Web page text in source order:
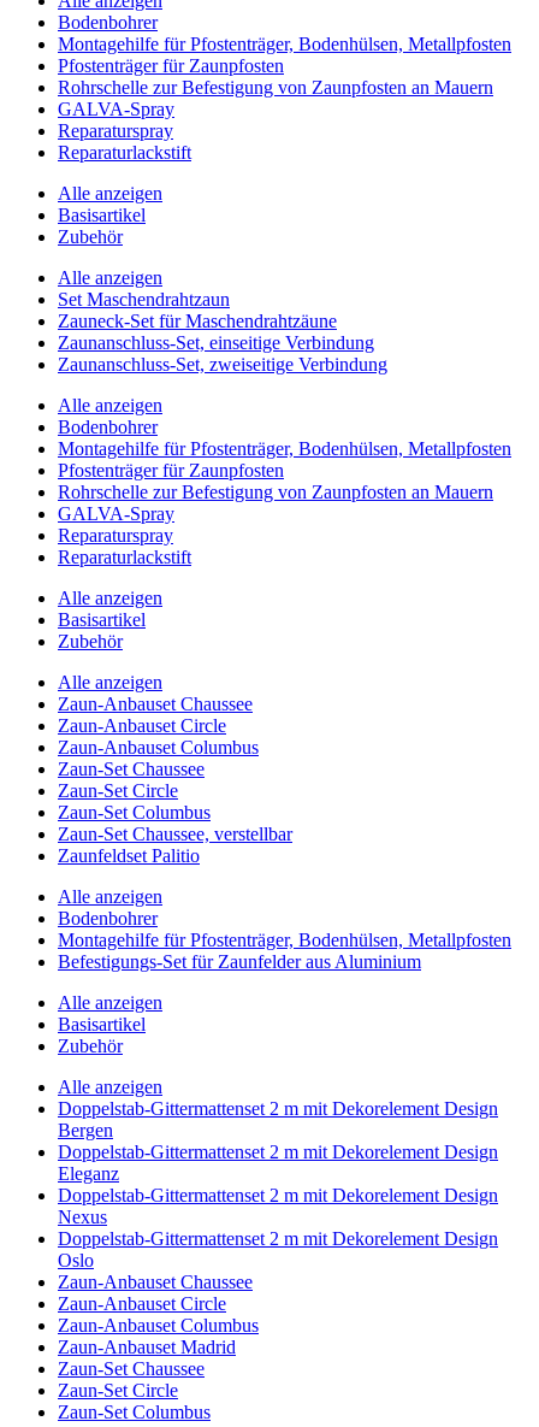
Bodenbohrer
Montagehilfe für Pfostenträger, Bodenhülsen, Metallpfosten
Pfostenträger für Zaunpfosten
Rohrschelle zur Befestigung von Zaunpfosten an Mauern
GALVA-Spray
Reparaturspray
Reparaturlackstift
Alle anzeigen
Basisartikel
Zubehör
Alle anzeigen
Set Maschendrahtzaun
Zauneck-Set für Maschendrahtzäune
Zaunanschluss-Set, einseitige Verbindung
Zaunanschluss-Set, zweiseitige Verbindung
Alle anzeigen
Bodenbohrer
Montagehilfe für Pfostenträger, Bodenhülsen, Metallpfosten
Pfostenträger für Zaunpfosten
Rohrschelle zur Befestigung von Zaunpfosten an Mauern
GALVA-Spray
Reparaturspray
Reparaturlackstift
Alle anzeigen
Basisartikel
Zubehör
Alle anzeigen
Zaun-Anbauset Chaussee
Zaun-Anbauset Circle
Zaun-Anbauset Columbus
Zaun-Set Chaussee
Zaun-Set Circle
Zaun-Set Columbus
Zaun-Set Chaussee, verstellbar
Zaunfeldset Palitio
Alle anzeigen
Bodenbohrer
Montagehilfe für Pfostenträger, Bodenhülsen, Metallpfosten
Befestigungs-Set für Zaunfelder aus Aluminium
Alle anzeigen
Basisartikel
Zubehör
Alle anzeigen
Doppelstab-Gittermattenset 2 m mit Dekorelement Design
Bergen
Doppelstab-Gittermattenset 2 m mit Dekorelement Design
Eleganz
Doppelstab-Gittermattenset 2 m mit Dekorelement Design
Nexus
Doppelstab-Gittermattenset 2 m mit Dekorelement Design
Oslo
Zaun-Anbauset Chaussee
Zaun-Anbauset Circle
Zaun-Anbauset Columbus
Zaun-Anbauset Madrid
Zaun-Set Chaussee
Zaun-Set Circle
Zaun-Set Columbus